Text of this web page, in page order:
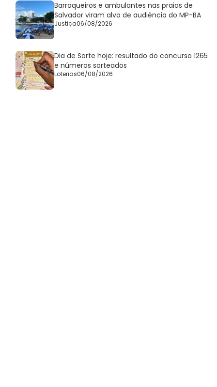
Barraqueiros e ambulantes nas praias de
Salvador viram alvo de audiência do MP-BA
Justiça06/08/2026
Dia de Sorte hoje: resultado do concurso 1265
e números sorteados
Loterias06/08/2026